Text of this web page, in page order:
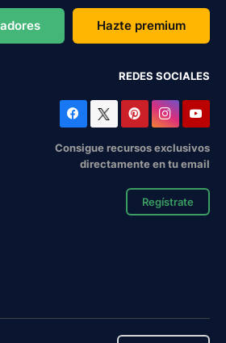
Hazte premium
REDES SOCIALES
Consigue recursos exclusivos
directamente en tu email
Regístrate